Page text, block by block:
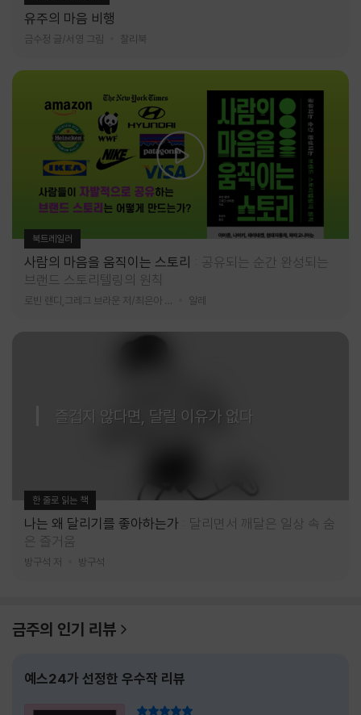
유주의 마음 비행
금수정 글/서영 그림 찰리북
북트레일러
사람의 마음을 움직이는 스토리
공유되는 순간 완성되는
브랜드 스토리텔링의 원칙
알레
즐겁지 않다면, 달릴 이유가 없다
한 줄로 읽는 책
나는 왜 달리기를 좋아하는가
달리면서 깨달은 일상 속 숨
은 즐거움
방구석 저 방구석
금주의 인기 리뷰
예스24가 선정한 우수작 리뷰